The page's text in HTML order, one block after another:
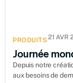
PRODUITS 21 AVR
Journée
Depuis notre
aux besoins de